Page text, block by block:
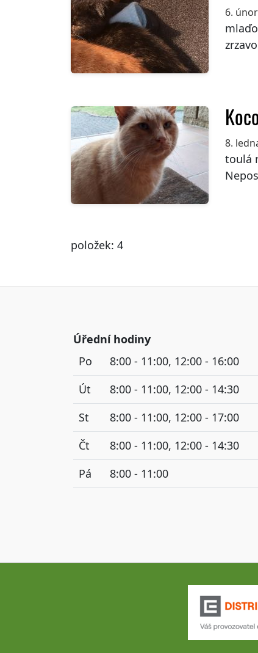
6.
8.
toulá
položek: 4
Úřední hodiny
Po
8:00 - 11:00, 12:00 - 16:00
Út
8:00 - 11:00, 12:00 - 14:30
St
8:00 - 11:00, 12:00 - 17:00
Čt
8:00 - 11:00, 12:00 - 14:30
Pá
8:00 - 11:00